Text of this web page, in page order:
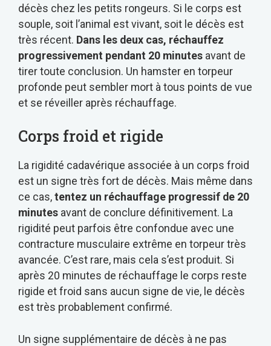
décès chez les petits rongeurs. Si le corps est
souple, soit l’animal est vivant, soit le décès est
très récent. Dans les deux cas, réchauffez
progressivement pendant 20 minutes avant de
tirer toute conclusion. Un hamster en torpeur
profonde peut sembler mort à tous points de vue
et se réveiller après réchauffage.
Corps froid et rigide
La rigidité cadavérique associée à un corps froid
est un signe très fort de décès. Mais même dans
ce cas,tentez un réchauffage progressif de 20
minutes avant de conclure définitivement. La
rigidité peut parfois être confondue avec une
contracture musculaire extrême en torpeur très
avancée. C’est rare, mais cela s’est produit. Si
après 20 minutes de réchauffage le corps reste
rigide et froid sans aucun signe de vie, le décès
est très probablement confirmé.
Un signe supplémentaire de décès à ne pas